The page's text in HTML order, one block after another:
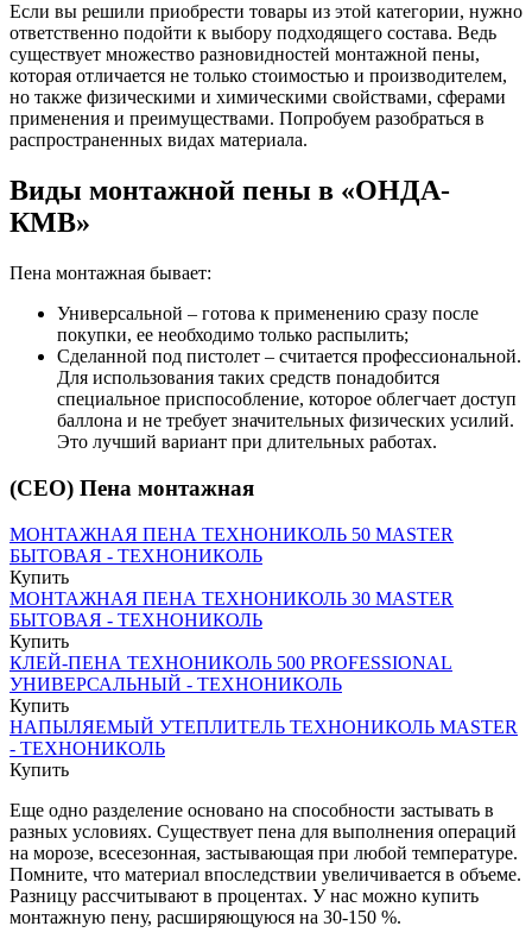
Если вы решили приобрести товары из этой категории, нужно
ответственно подойти к выбору подходящего состава. Ведь
существует множество разновидностей монтажной пены,
которая отличается не только стоимостью и производителем,
но также физическими и химическими свойствами, сферами
применения и преимуществами. Попробуем разобраться в
распространенных видах материала.
Виды монтажной пены в «ОНДА-
КМВ»
Пена монтажная бывает:
Универсальной – готова к применению сразу после
покупки, ее необходимо только распылить;
Сделанной под пистолет – считается профессиональной.
Для использования таких средств понадобится
специальное приспособление, которое облегчает доступ
баллона и не требует значительных физических усилий.
Это лучший вариант при длительных работах.
(CEO) Пена монтажная
МОНТАЖНАЯ ПЕНА ТЕХНОНИКОЛЬ 50 MASTER
БЫТОВАЯ - ТЕХНОНИКОЛЬ
Купить
МОНТАЖНАЯ ПЕНА ТЕХНОНИКОЛЬ 30 MASTER
БЫТОВАЯ - ТЕХНОНИКОЛЬ
Купить
КЛЕЙ-ПЕНА ТЕХНОНИКОЛЬ 500 PROFESSIONAL
УНИВЕРСАЛЬНЫЙ - ТЕХНОНИКОЛЬ
Купить
НАПЫЛЯЕМЫЙ УТЕПЛИТЕЛЬ ТЕХНОНИКОЛЬ MASTER
- ТЕХНОНИКОЛЬ
Купить
Еще одно разделение основано на способности застывать в
разных условиях. Существует пена для выполнения операций
на морозе, всесезонная, застывающая при любой температуре.
Помните, что материал впоследствии увеличивается в объеме.
Разницу рассчитывают в процентах. У нас можно купить
монтажную пену, расширяющуюся на 30-150 %.